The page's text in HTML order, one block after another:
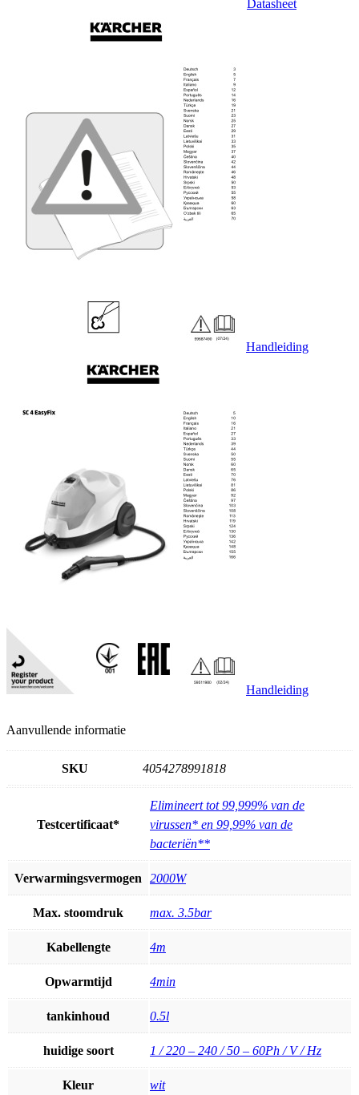
Datasheet
Handleiding
Handleiding
Aanvullende informatie
SKU 4054278991818
Testcertificaat*
Elimineert tot 99,999% van de
virussen* en 99,99% van de
bacteriën**
Verwarmingsvermogen 2000W
Max. stoomdruk max. 3.5bar
Kabellengte 4m
Opwarmtijd 4min
tankinhoud 0.5l
huidige soort 1 / 220 – 240 / 50 – 60Ph / V / Hz
Kleur wit